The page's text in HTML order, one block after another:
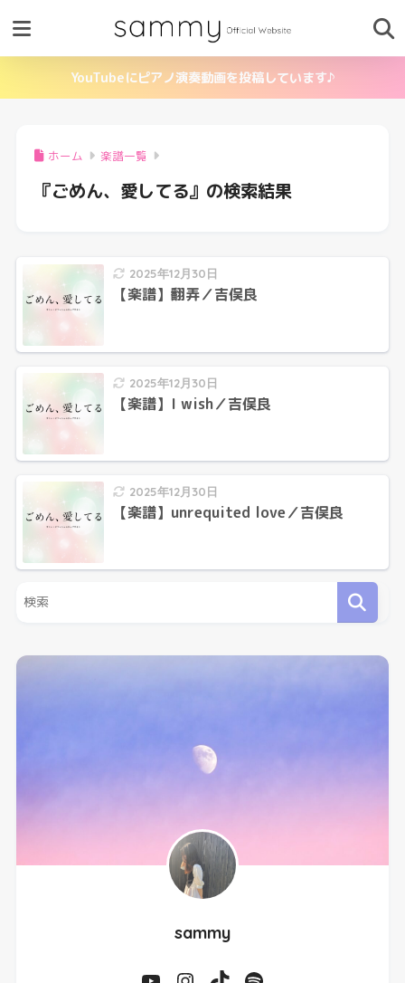
YouTubeにピアノ演奏動画を投稿しています♪
ホーム 楽譜一覧
『ごめん、愛してる』の検索結果
2025年12月30日
【楽譜】翻弄／吉俣良
2025年12月30日
【楽譜】I wish／吉俣良
2025年12月30日
【楽譜】unrequited love／吉俣良
sammy